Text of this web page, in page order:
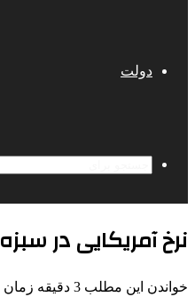
دولت
نرخ آمریکایی در
خواندن این مطلب 3 دقیقه زمان میبرد